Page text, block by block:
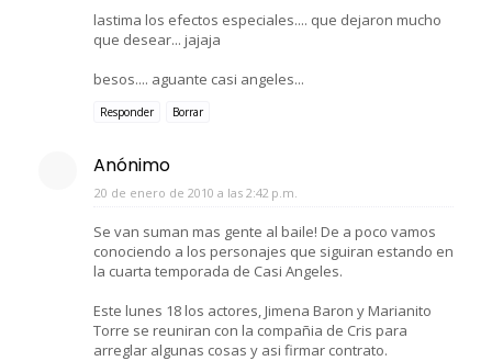
lastima los efectos especiales.... que dejaron mucho
que desear... jajaja
besos.... aguante casi angeles...
Responder Borrar
Anónimo
20 de enero de 2010 a las 2:42 p.m.
Se van suman mas gente al baile! De a poco vamos
conociendo a los personajes que siguiran estando en
la cuarta temporada de Casi Angeles.
Este lunes 18 los actores, Jimena Baron y Marianito
Torre se reuniran con la compañia de Cris para
arreglar algunas cosas y asi firmar contrato.